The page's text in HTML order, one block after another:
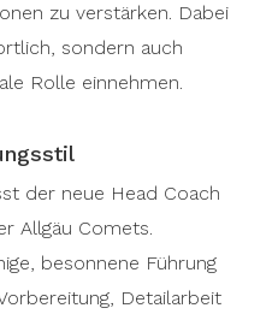
zu verstärken. Dabei
sondern auch
Rolle einnehmen.
der neue Head Coach
Allgäu Comets.
besonnene Führung
Detailarbeit